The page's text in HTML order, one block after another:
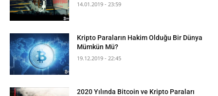
14.01.2019 - 23:59
Kripto Paraların Hakim Olduğu Bir Dünya
Mümkün Mü?
19.12.2019 - 22:45
2020 Yılında Bitcoin ve Kripto Paraları